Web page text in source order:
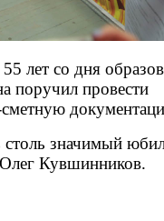
лет со дня
поручил провести
сметную
значимый
Кувшинников.